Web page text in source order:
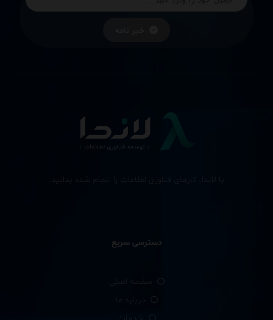
با لاندا، کارهای فناوری اطلاعات را انجام شده بدانید.
دسترسی سریع
صفحه اصلی